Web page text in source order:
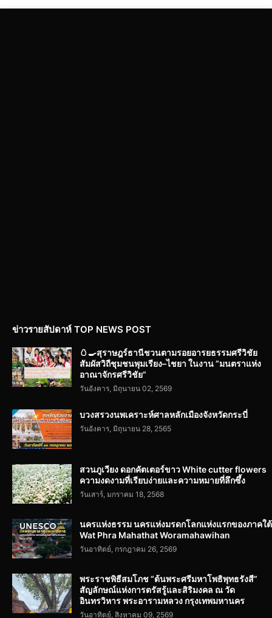
ข่าวรายสัปดาห์ TOP NEWS POST
🥚🍳สุราษฎร์ธานีชวนตามรอยอารยธรรมศรีวิชัย
สัมผัสวิถีชุมชนพุมเรียง–ไชยา ในงาน “มนตราแห่ง
อาณาจักรศรีวิชัย”
วันอังคาร, มิถุนายน 02, 2569
บวงสรวงนพเคราะห์ศาลหลักเมืองจังหวัดกระบี่
วันอังคาร, มิถุนายน 28, 2565
สวนภูเวียง ดอกคัตเตอร์ขาว White cutter flowers
ความงดงามที่เรียบง่ายและความหมายที่ลึกซึ้ง
วันเสาร์, มกราคม 18, 2568
นครแห่งธรรม นครแห่งมรดกโลกแห่งแรกของภาคใต้
Wat Phra Mahathat Woramahawihan
วันอาทิตย์, กรกฎาคม 26, 2569
พระราชพิธีสมโภช “ต้นพระศรีมหาโพธิพุทธรังสี”
สัญลักษณ์แห่งการตรัสรู้และสิริมงคล ณ วัด
อินทรวิหาร พระอารามหลวง กรุงเทพมหานคร
วันอาทิตย์, สิงหาคม 09, 2569